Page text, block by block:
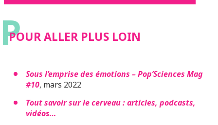
P
POUR ALLER PLUS LOIN
Sous l’emprise des émotions – Pop’Sciences Mag
#10, mars 2022
Tout savoir sur le cerveau : articles, podcasts,
vidéos…